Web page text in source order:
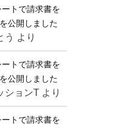
ートで請求書を
公開しました
う より
ートで請求書を
公開しました
ションT より
ートで請求書を